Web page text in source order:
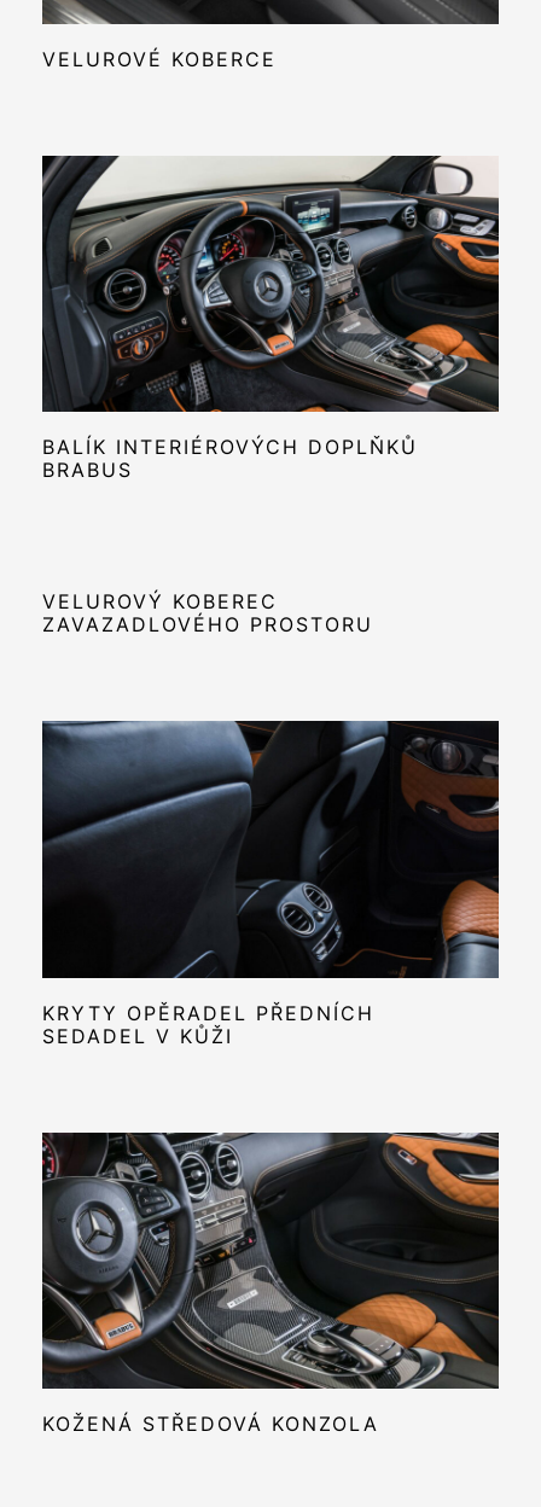
VELUROVÉ KOBERCE
BALÍK INTERIÉROVÝCH DOPLŇKŮ
BRABUS
VELUROVÝ KOBEREC
ZAVAZADLOVÉHO PROSTORU
KRYTY OPĚRADEL PŘEDNÍCH
SEDADEL V KŮŽI
KOŽENÁ STŘEDOVÁ KONZOLA